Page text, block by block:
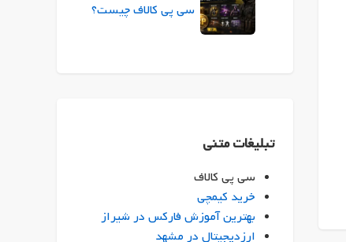
سی پی کالاف چیست؟
تبلیغات متنی
سی پی کالاف
خرید کیمچی
بهترین آموزش فارکس در شیراز
ارزدیجیتال در مشهد